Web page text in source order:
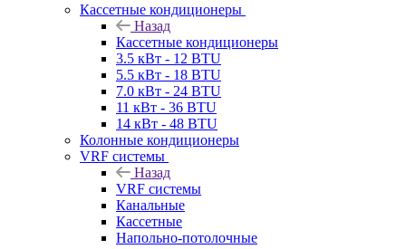
Кассетные кондиционеры
Назад
Кассетные кондиционеры
3.5 кВт - 12 BTU
5.5 кВт - 18 BTU
7.0 кВт - 24 BTU
11 кВт - 36 BTU
14 кВт - 48 BTU
Колонные кондиционеры
VRF системы
Назад
VRF системы
Канальные
Кассетные
Напольно-потолочные